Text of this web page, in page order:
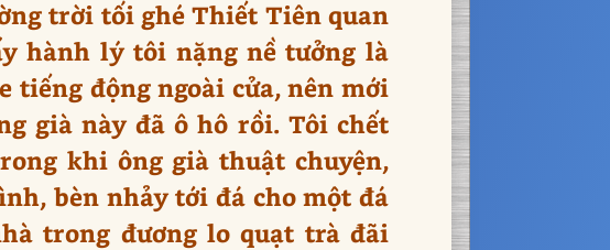
trời tối ghé Thiết Tiên quan
hành lý tôi nặng nề tưởng là
tiếng động ngoài cửa, nên mới
già này đã ô hô rồi. Tôi chết
khi ông già thuật chuyện,
bèn nhảy tới đá cho một đá
trong đương lo quạt trà đãi